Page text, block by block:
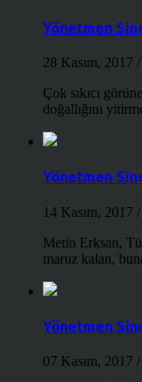
Yönetmen
28 Kasım, 2017
Çok sıkıcı
doğallığını
Yönetmen
14 Kasım, 2017
Metin Erksan,
maruz kalan,
Yönetmen
07 Kasım, 2017